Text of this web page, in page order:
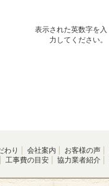
表示された英数字を入
力してください。
わり 会社案内 お客様の声
工事費の目安 協力業者紹介